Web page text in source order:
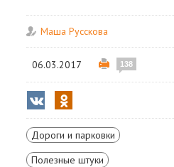
Маша Русскова
06.03.2017 138
Дороги и парковки
Полезные штуки